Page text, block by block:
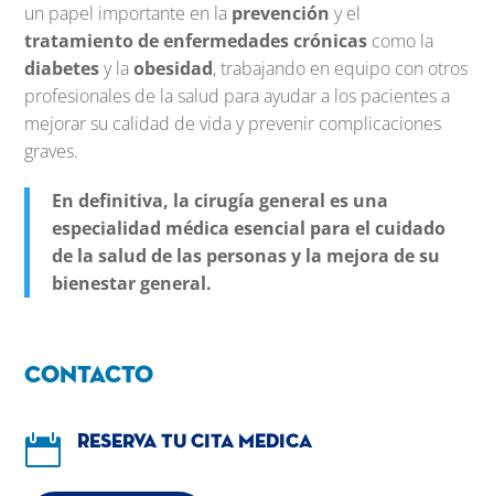
un papel importante en la prevención y el
tratamiento de enfermedades crónicas como la
diabetesy laobesidad, trabajando en equipo con otros
profesionales de la salud para ayudar a los pacientes a
mejorar su calidad de vida y prevenir complicaciones
graves.
En definitiva, la cirugía general es una
especialidad médica esencial para el cuidado
de la salud de las personas y la mejora de su
bienestar general.
Contacto
 Reserva tu cita medica